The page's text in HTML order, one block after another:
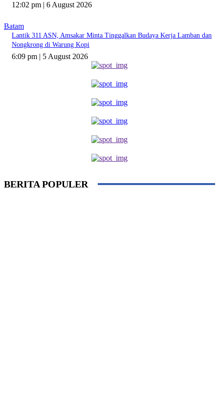
12:02 pm | 6 August 2026
Batam
Lantik 311 ASN, Amsakar Minta Tinggalkan Budaya Kerja Lamban dan
Nongkrong di Warung Kopi
6:09 pm | 5 August 2026
BERITA POPULER